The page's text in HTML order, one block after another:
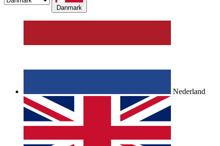
Danmark
Nederland